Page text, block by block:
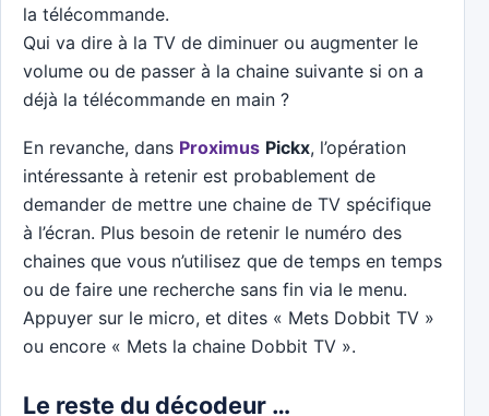
la télécommande.
Qui va dire à la TV de diminuer ou augmenter le
volume ou de passer à la chaine suivante si on a
déjà la télécommande en main ?
En revanche, dans Proximus Pickx, l’opération
intéressante à retenir est probablement de
demander de mettre une chaine de TV spécifique
à l’écran. Plus besoin de retenir le numéro des
chaines que vous n’utilisez que de temps en temps
ou de faire une recherche sans fin via le menu.
Appuyer sur le micro, et dites « Mets Dobbit TV »
ou encore « Mets la chaine Dobbit TV ».
Le reste du décodeur …